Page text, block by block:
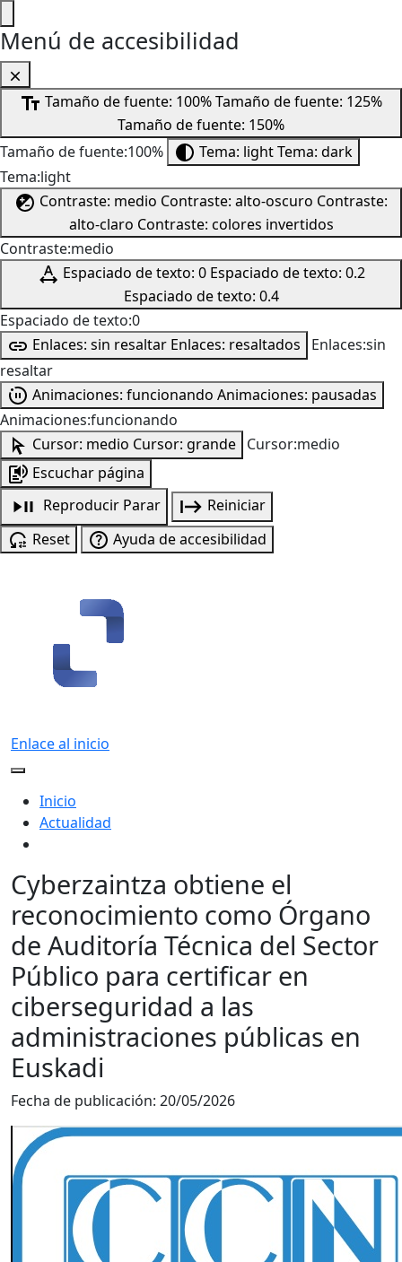
Menú de accesibilidad
Tamaño de fuente: 100%Tamaño de fuente: 125%
Tamaño de fuente: 150%
Tamaño de fuente:100%
Tema: lightTema: dark
Tema:light
Contraste: medio Contraste: alto-oscuro Contraste:
alto-claro Contraste: colores invertidos
Contraste:medio
Espaciado de texto: 0 Espaciado de texto: 0.2
Espaciado de texto: 0.4
Espaciado de texto:0
Enlaces: sin resaltar Enlaces: resaltados
Enlaces:sin
resaltar
Animaciones: funcionando Animaciones: pausadas
Animaciones:funcionando
Cursor: medio Cursor: grande Cursor:medio
Escuchar página
Reproducir Parar
Reiniciar
Reset
Ayuda de accesibilidad
Enlace al inicio
Inicio
Actualidad
Cyberzaintza obtiene el
reconocimiento como Órgano
de Auditoría Técnica del Sector
Público para certificar en
ciberseguridad a las
administraciones públicas en
Euskadi
Fecha de publicación: 20/05/2026